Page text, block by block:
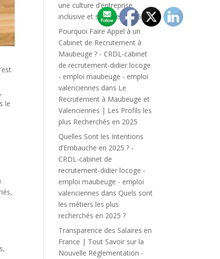
le
une culture d’entreprise
inclusive et solide en 2025
Pourquoi Faire Appel à un
Cabinet de Recrutement à
Maubeuge ? - CRDL-cabinet
de recrutement-didier locoge
- emploi maubeuge - emploi
valenciennes dans Le
Recrutement à Maubeuge et
Valenciennes | Les Profils les
plus Recherchés en 2025
Quelles Sont les Intentions
d’Embauche en 2025 ? -
CRDL-cabinet de
recrutement-didier locoge -
emploi maubeuge - emploi
valenciennes dans Quels sont
les métiers les plus
recherchés en 2025 ?
Transparence des Salaires en
France | Tout Savoir sur la
Nouvelle Réglementation -